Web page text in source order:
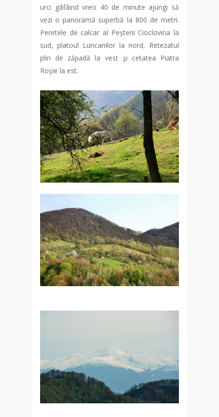
urci gâfâind vreo 40 de minute ajungi să
vezi o panoramă superbă la 800 de metri.
Peretele de calcar al Peşterii Cioclovina la
sud, platoul Luncanilor la nord, Retezatul
plin de zăpadă la vest şi cetatea Piatra
Roşie la est.